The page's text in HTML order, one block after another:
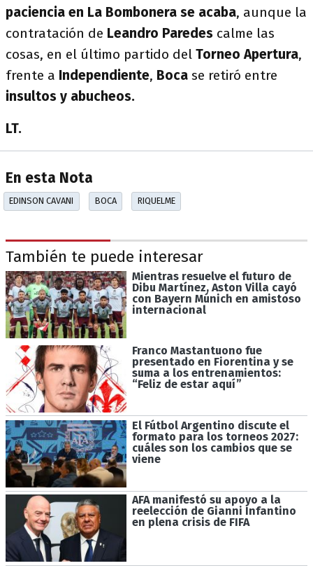
paciencia en La Bombonera se acaba, aunque la
contratación de Leandro Paredes calme las
cosas, en el último partido del Torneo Apertura,
frente a Independiente, Boca se retiró entre
insultos y abucheos.
LT.
En esta Nota
EDINSON CAVANI BOCA RIQUELME
También te puede interesar
Mientras resuelve el futuro de
Dibu Martínez, Aston Villa cayó
con Bayern Múnich en amistoso
internacional
Franco Mastantuono fue
presentado en Fiorentina y se
suma a los entrenamientos:
“Feliz de estar aquí”
El Fútbol Argentino discute el
formato para los torneos 2027:
cuáles son los cambios que se
viene
AFA manifestó su apoyo a la
reelección de Gianni Infantino
en plena crisis de FIFA